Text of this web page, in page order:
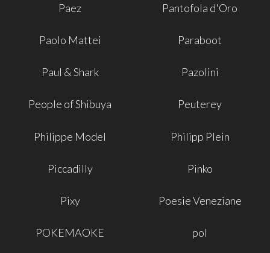
Paez Pantofola d'Oro
Paolo Mattei Paraboot
Paul & Shark Pazolini
People of Shibuya Peuterey
Philippe Model Philipp Plein
Piccadilly Pinko
Pixy Poesie Veneziane
POKEMAOKE pol